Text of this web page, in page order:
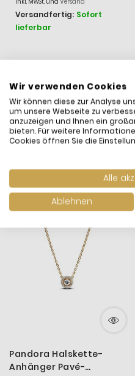
Versandfertig: Sofort
lieferbar
WIR
DIE
Pandora Halskette-
Anhänger Pavé-
Wir verwenden Cookies
Wir können diese zur Analyse
um unsere Webseite zu
anzuzeigen und Ihnen ein
bieten. Für weitere
Cookies öffnen Sie die
Alle
Ablehnen